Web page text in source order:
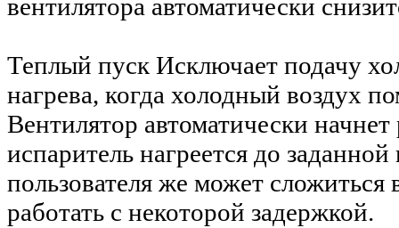
вентилятора автоматически
Теплый пуск Исключает подачу
нагрева, когда холодный воздух
Вентилятор автоматически начнет
испаритель нагреется до
пользователя же может
работать с некоторой задержкой.